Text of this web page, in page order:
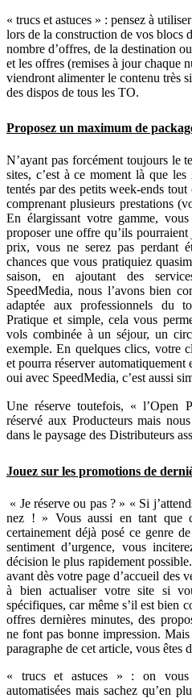
« trucs et astuces » : pensez à
lors de la construction de vos blocs
nombre d’offres, de la destination
et les offres (remises à jour chaque
viendront alimenter le contenu très
des dispos de tous les TO.
Proposez un maximum de
N’ayant pas forcément toujours le
sites, c’est à ce moment là que
tentés par des petits week-ends
comprenant plusieurs prestations
En élargissant votre gamme,
proposer une offre qu’ils
prix, vous ne serez pas perdant
chances que vous pratiquiez
saison, en ajoutant des
SpeedMedia, nous l’avons bien
adaptée aux professionnels du
Pratique et simple, cela vous
vols combinée à un séjour, un
exemple. En quelques clics, votre
et pourra réserver automatiquement
oui avec SpeedMedia, c’est aussi
Une réserve toutefois, « l’Open
réservé aux Producteurs mais
dans le paysage des Distributeurs
Jouez sur les promotions de
« Je réserve ou pas ? » « Si
nez ! » Vous aussi en tant que
certainement déjà posé ce genre
sentiment d’urgence, vous
décision le plus rapidement
avant dès votre page d’accueil des
à bien actualiser votre site si
spécifiques, car même s’il est bien
offres dernières minutes, des
ne font pas bonne impression.
paragraphe de cet article, vous êtes
« trucs et astuces » : on vous
automatisées mais sachez qu’en